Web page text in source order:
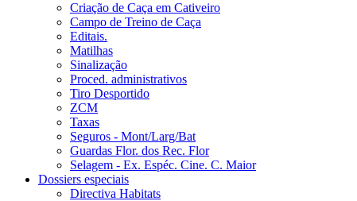
Criação de Caça em Cativeiro
Campo de Treino de Caça
Editais.
Matilhas
Sinalização
Proced. administrativos
Tiro Desportido
ZCM
Taxas
Seguros - Mont/Larg/Bat
Guardas Flor. dos Rec. Flor
Selagem - Ex. Espéc. Cine. C. Maior
Dossiers especiais
Directiva Habitats